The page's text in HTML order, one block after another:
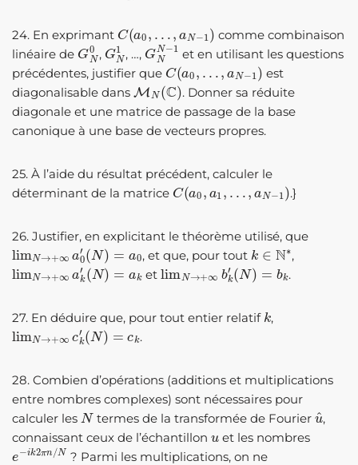
24. En exprimant
C(a
comme combinaison
linéaire de
GN0
,
GN 1
, …,
GNN−1
et en utilisant les questions
précédentes, justifier que
C(a0 ,… aN−1)
est
diagonalisable dans
MN(C)
. Donner sa réduite
diagonale et une matrice de passage de la base
canonique à une base de vecteurs propres.
25. À l’aide du résultat précédent, calculer le
déterminant de la matrice
C(a0, a1,…,aN −1
.}
26. Justifier, en explicitant le théorème utilisé, que
limN→+∞a0′
(N)=a0
, et que, pour tout
k∈N∗
,
limN →+ ∞ak′
(N)= a k
et
limN→+ ∞bk′
(N)= bk
.
27. En déduire que, pour tout entier relatif
k
,
limN →+∞ck′
(N )=c k
.
28. Combien d’opérations (additions et multiplications
entre nombres complexes) sont nécessaires pour
calculer les
N
termes de la transformée de Fourier
u
,
connaissant ceux de l’échantillon
u
et les nombres
e−ik2πn/N
? Parmi les multiplications, on ne